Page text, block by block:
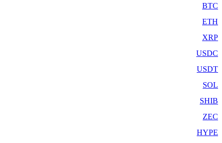
BTC
ETH
XRP
USDC
USDT
SOL
SHIB
ZEC
HYPE